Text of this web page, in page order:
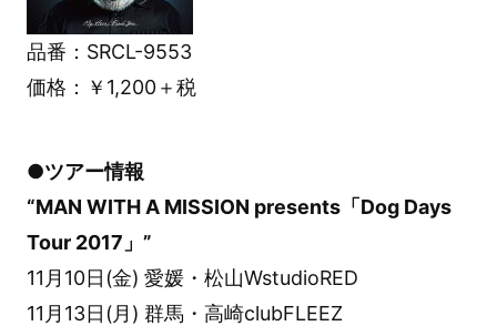
品番：SRCL-9553
価格：￥1,200＋税
●ツアー情報
“MAN WITH A MISSION presents「Dog Days
Tour 2017」”
11月10日(金) 愛媛・松山WstudioRED
11月13日(月) 群馬・高崎clubFLEEZ